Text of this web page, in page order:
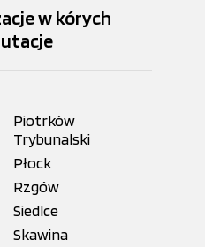
w kórych
Piotrków
Trybunalski
Płock
Rzgów
Siedlce
Skawina